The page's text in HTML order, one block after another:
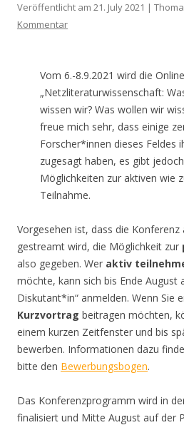
Veröffentlicht am 21. July 2021 |
Kommentar
Vom 6.-8.9.2021 wird die
„Netzliteraturwissenschaft:
wissen wir? Was wollen wir
freue mich sehr, dass einige
Forscher*innen dieses Feldes
zugesagt haben, es gibt
Möglichkeiten zur aktiven wie
Teilnahme.
Vorgesehen ist, dass die
gestreamt wird, die Möglichkeit zur
also gegeben. Wer aktiv
möchte, kann sich bis Ende August
Diskutant*in“ anmelden. Wenn Sie
Kurzvortrag beitragen möchten,
einem kurzen Zeitfenster und bis
bewerben. Informationen dazu
bitte den Bewerbungsbogen.
Das Konferenzprogramm wird in
finalisiert und Mitte August auf der